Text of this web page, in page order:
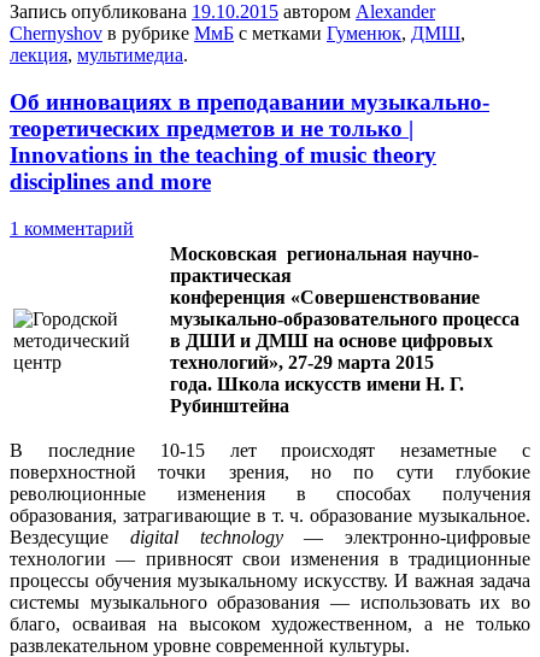
Запись опубликована 19.10.2015 автором Alexander
Chernyshov в рубрике МмБ с метками Гуменюк, ДМШ,
лекция, мультимедиа.
Об инновациях в преподавании музыкально-
теоретических предметов и не только |
Innovations in the teaching of music theory
disciplines and more
1 комментарий
Московская региональная научно-
практическая
конференция «Совершенствование
музыкально-образовательного процесса
в ДШИ и ДМШ на основе цифровых
технологий», 27-29 марта 2015
года. Школа искусств имени Н. Г.
Рубинштейна
В последние 10-15 лет происходят незаметные с
поверхностной точки зрения, но по сути глубокие
революционные изменения в способах получения
образования, затрагивающие в т. ч. образование музыкальное.
Вездесущие digital technology— электронно-цифровые
технологии — привносят свои изменения в традиционные
процессы обучения музыкальному искусству. И важная задача
системы музыкального образования — использовать их во
благо, осваивая на высоком художественном, а не только
развлекательном уровне современной культуры.